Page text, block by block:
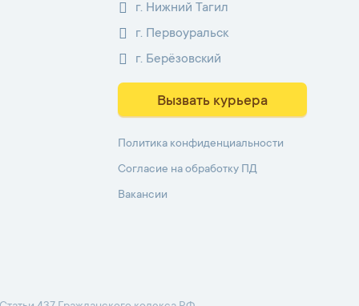
г. Нижний Тагил
г. Первоуральск
г. Берёзовский
Вызвать курьера
Политика конфиденциальности
Согласие на обработку ПД
Вакансии